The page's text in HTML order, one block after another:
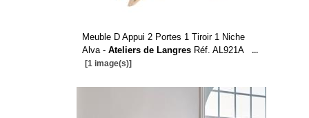
Meuble D Appui 2 Portes 1 Tiroir 1 Niche
Alva - Ateliers de LangresRéf. AL921A
...
[1 image(s)]